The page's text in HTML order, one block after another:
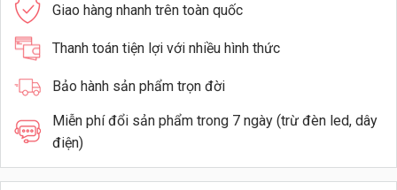
Giao hàng nhanh trên toàn quốc
Thanh toán tiện lợi với nhiều hình thức
Bảo hành sản phẩm trọn đời
Miễn phí đổi sản phẩm trong 7 ngày (trừ đèn led, dây
điện)